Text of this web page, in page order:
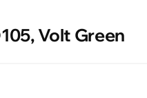
Volt Green